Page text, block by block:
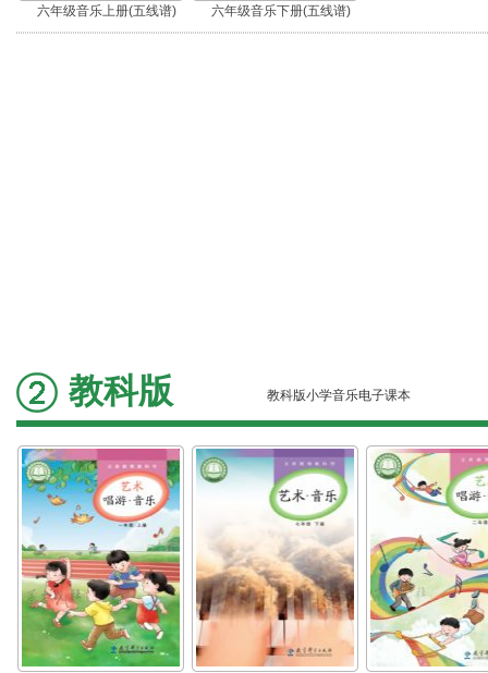
六年级音乐上册(五线谱) 六年级音乐下册(五线谱)
教科版 教科版小学音乐电子课本